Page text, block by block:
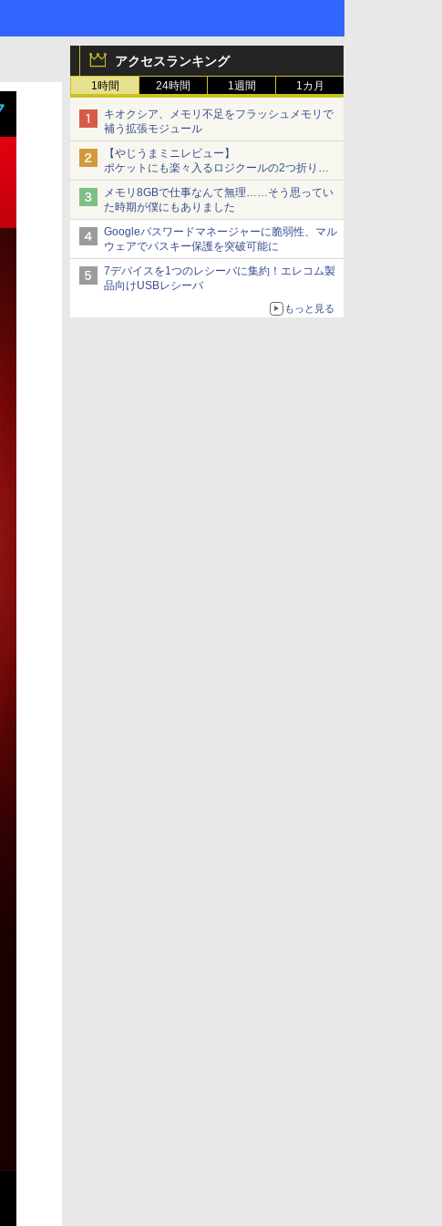
アクセスランキング
1時間 24時間 1週間 1カ月
キオクシア、メモリ不足をフラッシュメモリで
補う拡張モジュール
【やじうまミニレビュー】
ポケットにも楽々入るロジクールの2つ折りマ
ウス「Mobi Fold」。その気になるギミックと
は？
メモリ8GBで仕事なんて無理……そう思ってい
た時期が僕にもありました
Googleパスワードマネージャーに脆弱性、マル
ウェアでパスキー保護を突破可能に
7デバイスを1つのレシーバに集約！エレコム製
品向けUSBレシーバ
もっと見る